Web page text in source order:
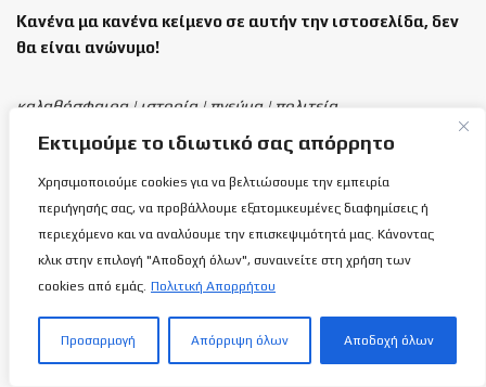
Εκτιμούμε το ιδιωτικό σας απόρρητο
Χρησιμοποιούμε cookies για να βελτιώσουμε την εμπειρία
περιήγησής σας, να προβάλλουμε εξατομικευμένες διαφημίσεις ή
περιεχόμενο και να αναλύουμε την επισκεψιμότητά μας. Κάνοντας
κλικ στην επιλογή "Αποδοχή όλων", συναινείτε στη χρήση των
cookies από εμάς. Πολιτική Απορρήτου
Προσαρμογή Απόρριψη όλων Αποδοχή όλων
Κανένα μα κανένα κείμενο σε αυτήν την ιστοσελίδα, δεν
θα είναι ανώνυμο!
καλαθόσφαιρα | ιστορία | πνεύμα | πολιτεία
Εθνική Γυναικών Κ16: Η τελική 12αδα
ενόψει των δικών της υποχρεώσεων!
6 ΑΥΓΟΎΣΤΟΥ 2026
ΑΠΟΕΛ: Ανακοίνωσε την απόκτηση του
Σόλωνα Αγγελή